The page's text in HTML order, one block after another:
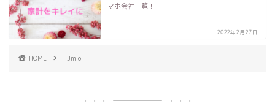
マホ会社一覧！
2022年2月27日
HOME IIJmio